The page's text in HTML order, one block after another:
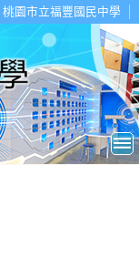
桃園市立福豐國民中學